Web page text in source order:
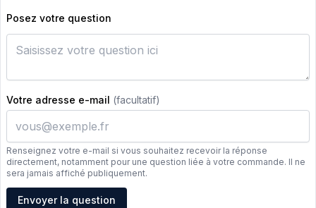
Posez votre question
Votre adresse e-mail (facultatif)
Renseignez votre e-mail si vous souhaitez recevoir la réponse
directement, notamment pour une question liée à votre commande. Il ne
sera jamais affiché publiquement.
Adresse e-mail
Envoyer la question